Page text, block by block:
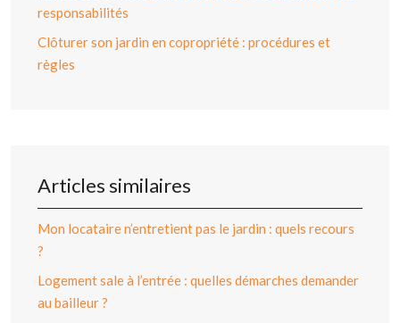
responsabilités
Clôturer son jardin en copropriété : procédures et
règles
Articles similaires
Mon locataire n’entretient pas le jardin : quels recours
?
Logement sale à l’entrée : quelles démarches demander
au bailleur ?